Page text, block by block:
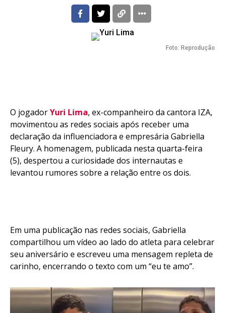
Foto: Reprodução
O jogadorYuri Lima, ex-companheiro da cantora IZA,
movimentou as redes sociais após receber uma
declaração da influenciadora e empresária Gabriella
Fleury. A homenagem, publicada nesta quarta-feira
(5), despertou a curiosidade dos internautas e
levantou rumores sobre a relação entre os dois.
Em uma publicação nas redes sociais, Gabriella
compartilhou um vídeo ao lado do atleta para celebrar
seu aniversário e escreveu uma mensagem repleta de
carinho, encerrando o texto com um “eu te amo”.